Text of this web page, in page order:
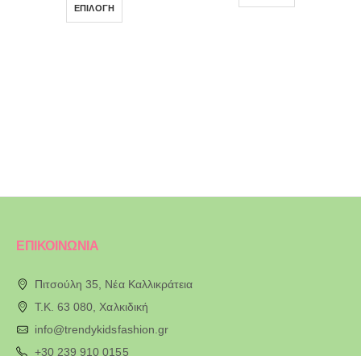
ΕΠΙΛΟΓΉ
ΕΠΙΚΟΙΝΩΝΙΑ
Πιτσούλη 35, Νέα Καλλικράτεια
T.K. 63 080, Χαλκιδική
info@trendykidsfashion.gr
+30 239 910 0155